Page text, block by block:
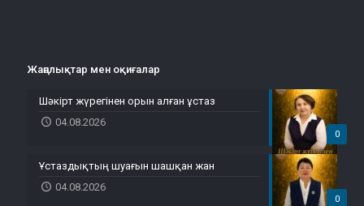
Жаңалықтар мен оқиғалар
0
Шәкірт жүрегінен орын алған ұстаз
04.08.2026
0
Ұстаздықтың шуағын шашқан жан
04.08.2026